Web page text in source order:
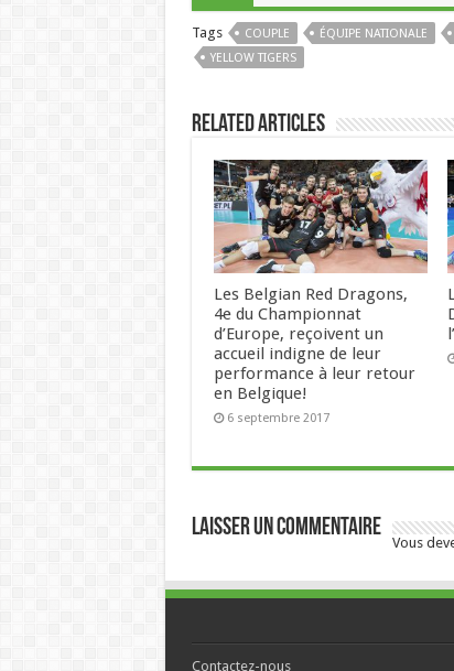
Tags COUPLE ÉQUIPE NATIONALE
YELLOW TIGERS
Related Articles
Les Belgian Red Dragons,
4e du Championnat
d’Europe, reçoivent un
accueil indigne de leur
performance à leur retour
en Belgique!
6 septembre 2017
Laisser un commentaire
Vous
Contactez-nous